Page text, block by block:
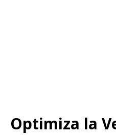
Optimiza la